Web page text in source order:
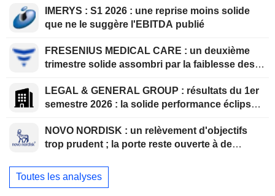
IMERYS : S1 2026 : une reprise moins solide
que ne le suggère l'EBITDA publié
FRESENIUS MEDICAL CARE : un deuxième
trimestre solide assombri par la faiblesse des
LEGAL & GENERAL GROUP : résultats du 1er
semestre 2026 : la solide performance éclipsée
des bénéfices
NOVO NORDISK : un relèvement d'objectifs
trop prudent ; la porte reste ouverte à de
Toutes les analyses